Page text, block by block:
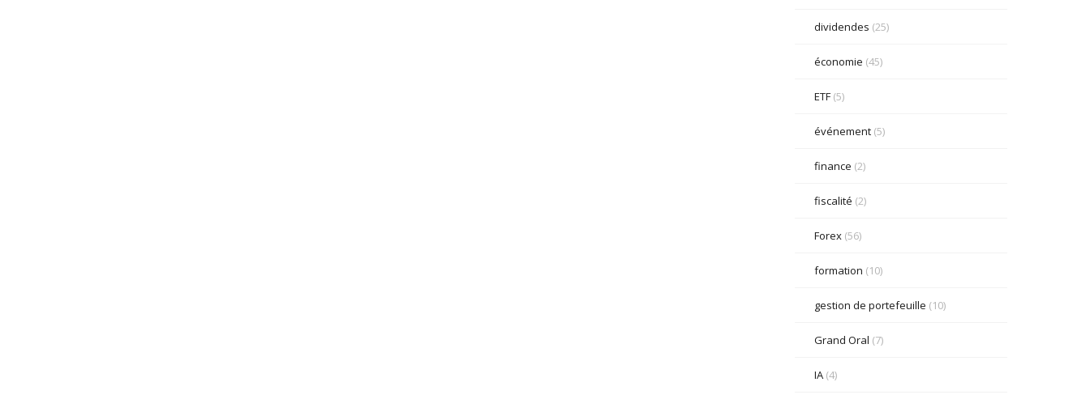
dividendes (25)
économie (45)
ETF(5)
événement(5)
finance (2)
fiscalité (2)
Forex(56)
formation (10)
gestion de portefeuille (10)
Grand Oral (7)
IA(4)